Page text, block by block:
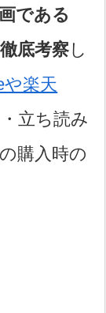
である
底考察し
や楽天
立ち読み
購入時の